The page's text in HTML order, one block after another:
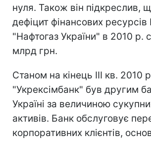
нуля. Також він підкреслив,
дефіцит фінансових
"Нафтогаз України" в 2010 р.
млрд грн.
Станом на кінець III кв. 2010
"Укрексімбанк" був другим
Україні за величиною
активів. Банк обслуговує
корпоративних клієнтів,